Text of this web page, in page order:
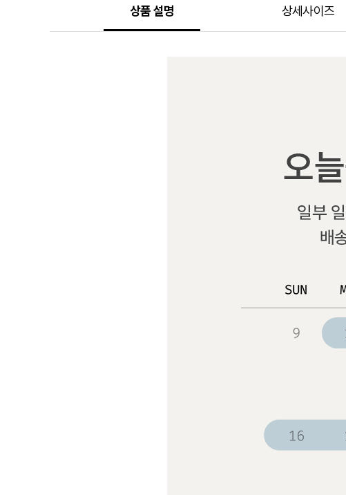
상품 설명 상세사이즈